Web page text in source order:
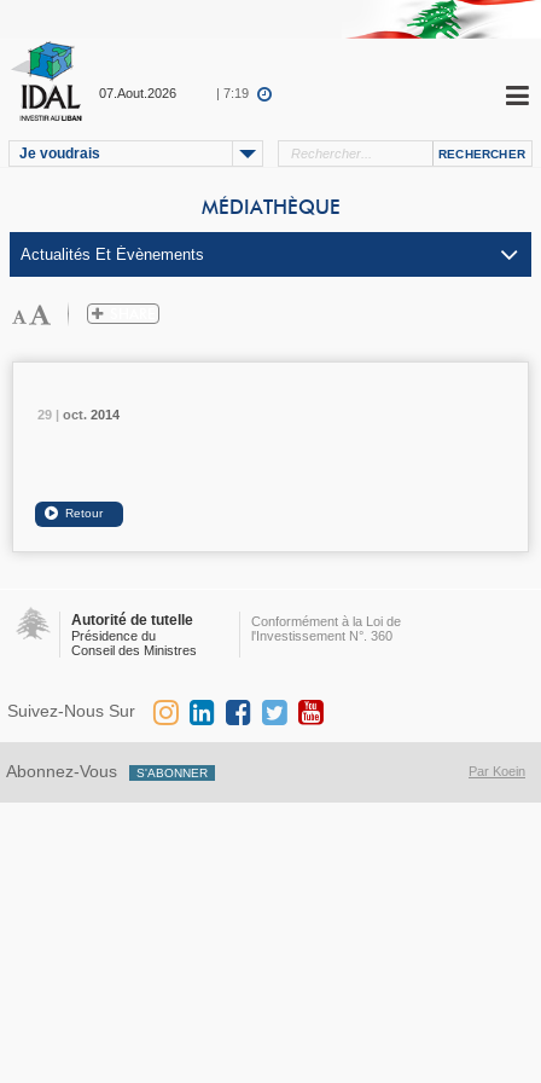
07.Aout.2026 | 7:19
Je voudrais
MÉDIATHÈQUE
29 | oct. 2014
29 | oct. 2014
29 | oct. 2014
Autorité de tutelle
Présidence du
Conseil des Ministres
Conformément à la Loi de
l'Investissement N°. 360
Par Koein
Abonnez-Vous
Suivez-Nous Sur